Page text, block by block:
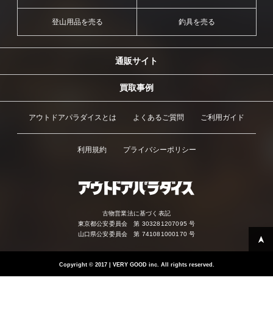
登山用品を売る 釣具を売る
通販サイト
買取事例
アウトドアパラダイスとは よくあるご質問 ご利用ガイド
利用規約 プライバシーポリシー
古物営業法に基づく表記
東京都公安委員会 第 303281207095 号
山口県公安委員会 第 741081000170 号
Copyright ©2017 | VERY GOOD inc. All rights reserved.